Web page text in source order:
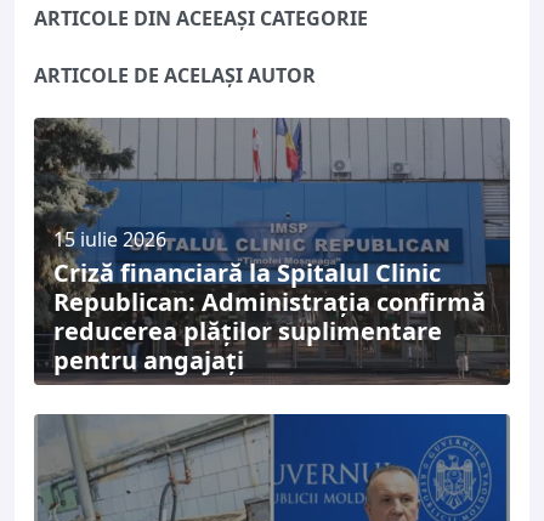
ARTICOLE DIN ACEEAȘI CATEGORIE
ARTICOLE DE ACELAȘI AUTOR
15 iulie 2026
Criză financiară la Spitalul Clinic
Republican: Administrația confirmă
reducerea plăților suplimentare
pentru angajați